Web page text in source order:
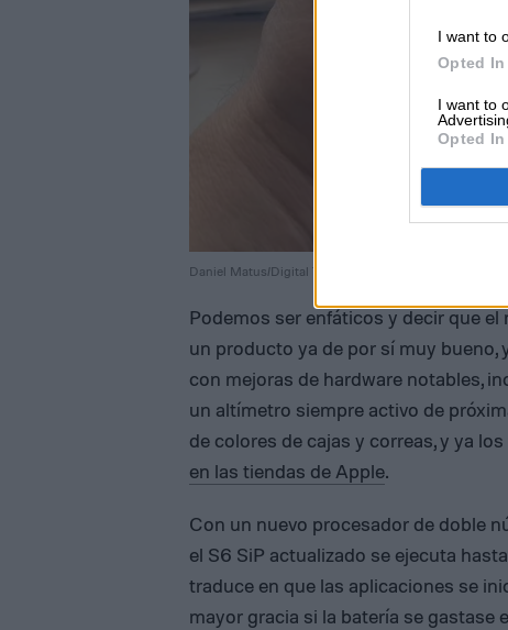
I want to
Opted In
I want to
Opted In
Daniel Matus/Digital Trends en Español
Podemos ser enfáticos y decir que el
un producto ya de por sí muy bueno,
con mejoras de hardware notables,
un altímetro siempre activo de
de colores de cajas y correas, y ya
en las tiendas de Apple.
Con un nuevo procesador de doble
el S6 SiP actualizado se ejecuta
traduce en que las aplicaciones se
mayor gracia si la batería se gastase